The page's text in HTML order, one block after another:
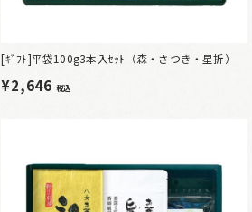
[ｷﾞﾌﾄ]平袋100g3本入ｾｯﾄ（森・さつき・星折）
¥2,646 税込